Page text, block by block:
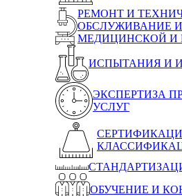
РЕМОНТ И
ОБСЛУЖИВАНИЕ
МЕДИЦИНСКОЙ И
ИСПЫТАНИЯ И
ЭКСПЕРТИЗА
УСЛУГ
ОБУЧЕНИЕ И